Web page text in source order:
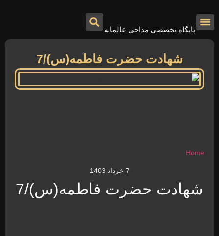
پایگاه تخصصی مداحی عالمانه
شهادت حضرت فاطمه(س)/7
Home
7 خرداد 1403
شهادت حضرت فاطمه(س)/7